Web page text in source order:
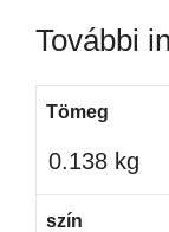
További
Tömeg
0.138 kg
szín